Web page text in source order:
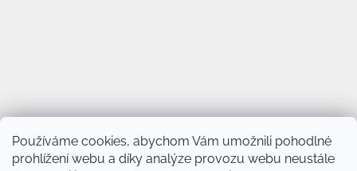
Používáme cookies, abychom Vám umožnili pohodlné
prohlížení webu a díky analýze provozu webu neustále